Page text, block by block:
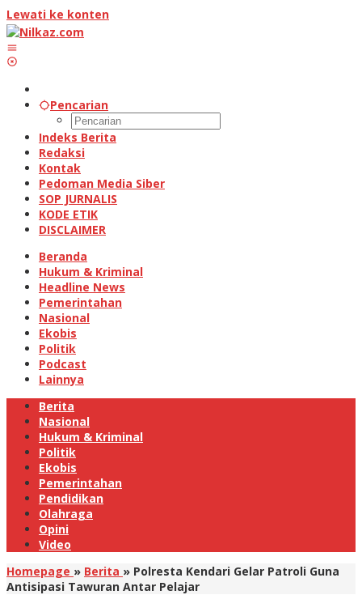
Lewati ke konten
Pencarian
Indeks Berita
Redaksi
Kontak
Pedoman Media Siber
SOP JURNALIS
KODE ETIK
DISCLAIMER
Beranda
Hukum & Kriminal
Headline News
Pemerintahan
Nasional
Ekobis
Politik
Podcast
Lainnya
Berita
Nasional
Hukum & Kriminal
Politik
Ekobis
Pemerintahan
Pendidikan
Olahraga
Opini
Video
Homepage » Berita » Polresta Kendari Gelar Patroli Guna
Antisipasi Tawuran Antar Pelajar